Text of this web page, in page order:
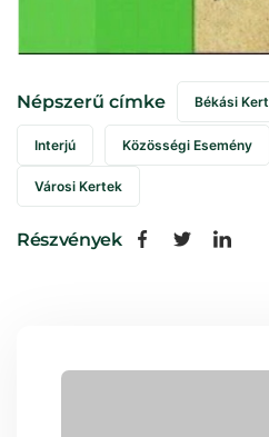
Népszerű címke Békási Kert
Interjú Közösségi Esemény
Városi Kertek
Részvények